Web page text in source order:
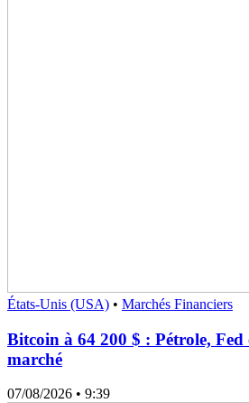
États-Unis (USA) • Marchés Financiers
Bitcoin à 64 200 $ : Pétrole, Fed
marché
07/08/2026 • 9:39